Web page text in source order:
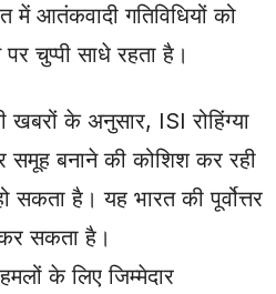
में आतंकवादी गतिविधियों को
चुप्पी साधे रहता है।
खबरों के अनुसार, ISI रोहिंग्या
बनाने की कोशिश कर रही
सकता है। यह भारत की पूर्वोत्तर
सकता है।
के लिए जिम्मेदार